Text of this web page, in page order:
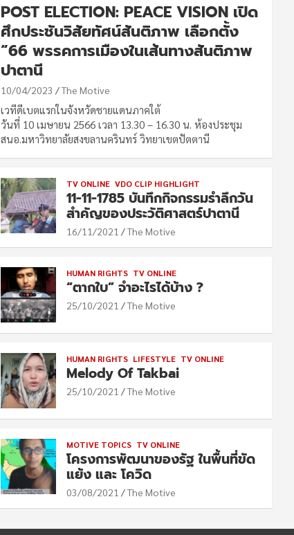
POST ELECTION: PEACE VISION เปิด
ศึกประชันวิสัยทัศน์สันติภาพ เลือกตั้ง
“66 พรรคการเมืองในเส้นทางสันติภาพ
ปาตานี
10/04/2023 The Motive
เวทีดีเบตแรกในจังหวัดชายแดนภาคใต้
วันที่ 10 เมษายน 2566 เวลา 13.30 – 16.30 น. ห้องประชุม
สนอ.มหาวิทยาลัยสงขลานครินทร์ วิทยาเขตปัตตานี
TV ONLINE VDO CLIP HIGHLIGHT
11-11-1785 บันทึกกิจกรรมรำลึกวัน
สำคัญของประวัติศาสตร์ปาตานี
16/11/2021 The Motive
HUMAN RIGHTS TV ONLINE
“ตากใบ” จำอะไรได้บ้าง ?
25/10/2021 The Motive
HUMAN RIGHTS LIFESTYLE TV ONLINE
Melody Of Takbai
25/10/2021 The Motive
MOTIVE TOPICS TV ONLINE
โครงการพัฒนาของรัฐ ในพื้นที่ขัด
แย้ง และ โควิด
03/08/2021 The Motive